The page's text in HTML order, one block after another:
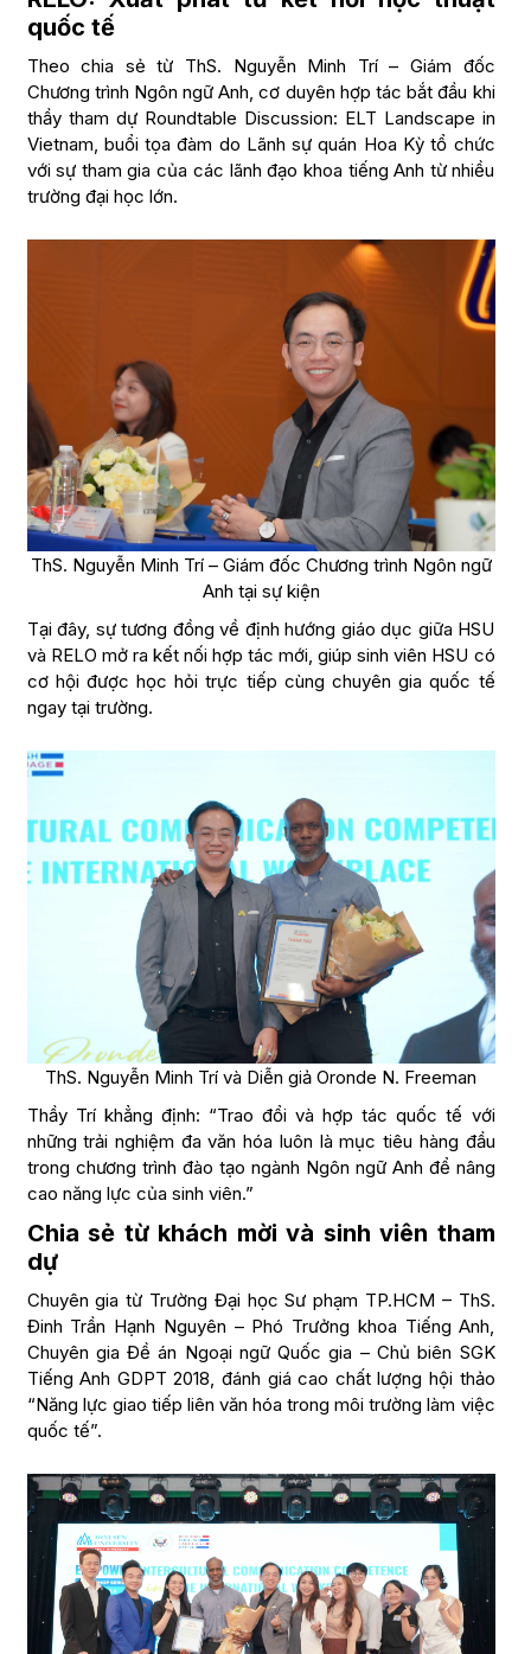
quốc tế
Theo chia sẻ từ ThS. Nguyễn Minh Trí – Giám đốc
Chương trình Ngôn ngữ Anh, cơ duyên hợp tác bắt đầu khi
thầy tham dự Roundtable Discussion: ELT Landscape in
Vietnam, buổi tọa đàm do Lãnh sự quán Hoa Kỳ tổ chức
với sự tham gia của các lãnh đạo khoa tiếng Anh từ nhiều
trường đại học lớn.
ThS. Nguyễn Minh Trí – Giám đốc Chương trình Ngôn ngữ
Anh tại sự kiện
Tại đây, sự tương đồng về định hướng giáo dục giữa HSU
và RELO mở ra kết nối hợp tác mới, giúp sinh viên HSU có
cơ hội được học hỏi trực tiếp cùng chuyên gia quốc tế
ngay tại trường.
ThS. Nguyễn Minh Trí và Diễn giả Oronde N. Freeman
Thầy Trí khẳng định: “Trao đổi và hợp tác quốc tế với
những trải nghiệm đa văn hóa luôn là mục tiêu hàng đầu
trong chương trình đào tạo ngành Ngôn ngữ Anh để nâng
cao năng lực của sinh viên.”
Chia sẻ từ khách mời và sinh viên tham
dự
Chuyên gia từ Trường Đại học Sư phạm TP.HCM – ThS.
Đinh Trần Hạnh Nguyên – Phó Trưởng khoa Tiếng Anh,
Chuyên gia Đề án Ngoại ngữ Quốc gia – Chủ biên SGK
Tiếng Anh GDPT 2018, đánh giá cao chất lượng hội thảo
“Năng lực giao tiếp liên văn hóa trong môi trường làm việc
quốc tế”.